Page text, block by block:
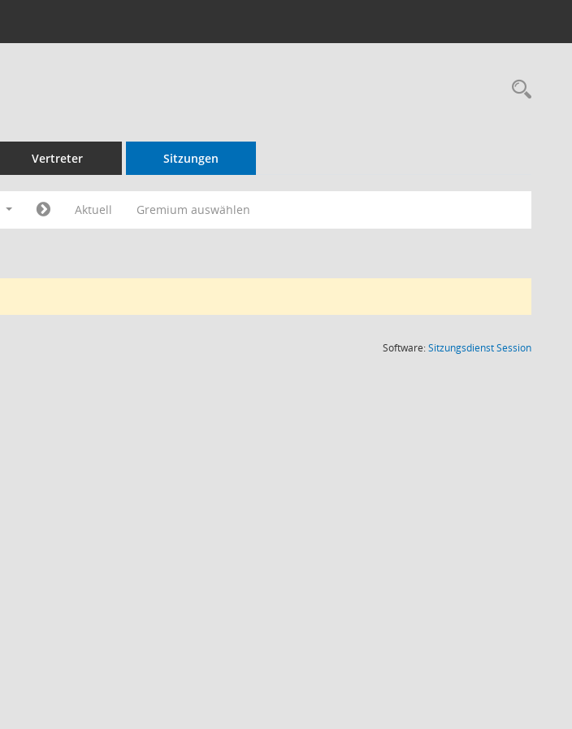
Vertreter Sitzungen
Aktuell Gremium auswählen
Software:SitzungsdienstSession(Wird in